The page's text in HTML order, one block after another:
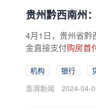
贵州黔西南州
4月1日，贵州省黔
金直接支付购房首
机构 银行
澎湃新闻
2024-04-